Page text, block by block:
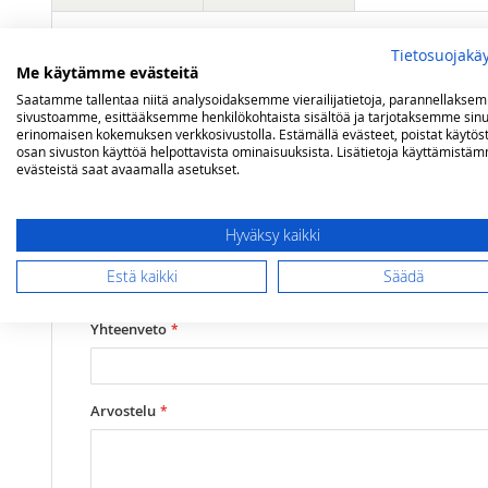
Tilavuus 2,5 litraa
Olet arvostelemassa:
Petromax valurautapannu 30 cm
Arviosi
1
2
3
4
5
Yhteenveto
Arvostelu
Me käytämme evästeitä
Saatamme tallentaa niitä analysoidaksemme vierailijatietoja,
sivustoamme, esittääksemme henkilökohtaista sisältöä ja tarjotaksemme
erinomaisen kokemuksen verkkosivustolla. Estämällä evästeet, poistat
osan sivuston käyttöä helpottavista ominaisuuksista. Lisätietoja
evästeistä saat avaamalla asetukset.
Hyväksy kaikki
Estä kaikki Säädä